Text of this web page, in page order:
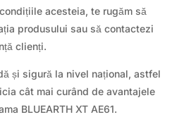
acesteia, te rugăm să
produsului sau să contactezi
clienți.
și sigură la nivel național, astfel
cât mai curând de avantajele
BLUEARTH XT AE61.